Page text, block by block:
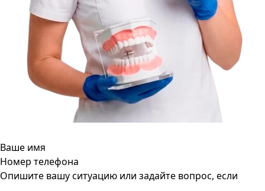
Ваше имя
Номер телефона
Опишите вашу ситуацию или задайте вопрос, если